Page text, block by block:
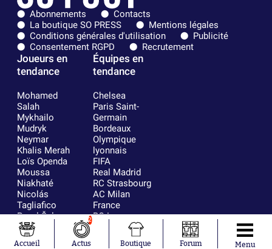
Abonnements
Contacts
La boutique SO PRESS
Mentions légales
Conditions générales d'utilisation
Publicité
Consentement RGPD
Recrutement
Joueurs en
tendance
Mohamed
Salah
Mykhailo
Mudryk
Neymar
Khalis Merah
Loïs Openda
Moussa
Niakhaté
Nicolás
Tagliafico
Pavel Šulc
Josh Maja
Gauthier Hein
Équipes en
tendance
Chelsea
Paris Saint-
Germain
Bordeaux
Olympique
lyonnais
FIFA
Real Madrid
RC Strasbourg
AC Milan
France
RC Lens
Accueil
2
Actus Boutique Forum Menu